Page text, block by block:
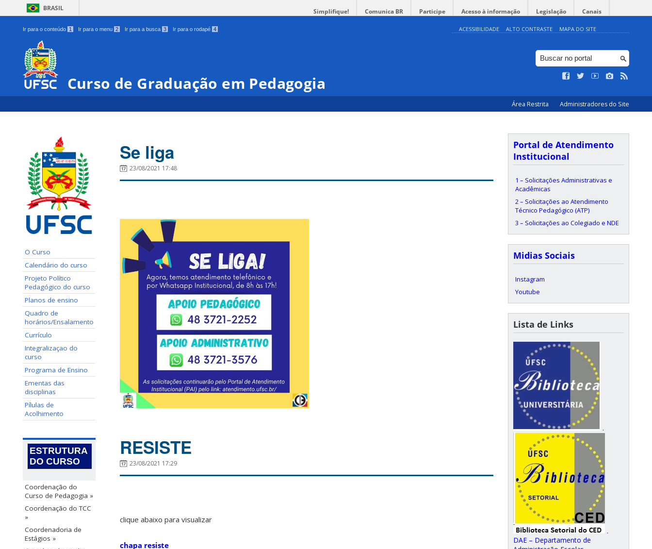
BRASIL Simplifique! Comunica BR Participe Acesso à informação Legislação Canais
Ir para o conteúdo 1 Ir para o menu 2 Ir para a busca 3 Ir para o rodapé 4 ACESSIBILIDADE ALTO CONTRASTE MAPA DO SITE
Curso de Graduação em Pedagogia
Área Restrita Administradores do Site
O Curso
Calendário do curso
Projeto Político
Pedagógico do curso
Planos de ensino
Quadro de
horários/Ensalamento
Currículo
Integralizaçao do
curso
Programa de Ensino
Ementas das
disciplinas
Pílulas de
Acolhimento
ESTRUTURA
DO CURSO
Coordenação do
Curso de Pedagogia »
Coordenação do TCC
»
Coordenadoria de
Estágios »
Se liga
23/08/2021 17:48
RESISTE
23/08/2021 17:29
clique abaixo para visualizar
chapa resiste
Portal de Atendimento
Institucional
1 – Solicitações Administrativas e
Acadêmicas
2 – Solicitações ao Atendimento
Técnico Pedagógico (ATP)
3 – Solicitações ao Colegiado e NDE
Midias Sociais
Instagram
Youtube
Lista de Links
.
.
DAE – Departamento de